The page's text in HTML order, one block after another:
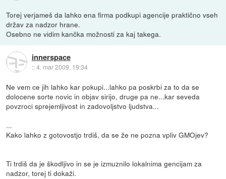
Torej verjameš da lahko ena firma podkupi agencije praktično vseh
držav za nadzor hrane.
Osebno ne vidim kančka možnosti za kaj takega.
innerspace
::4. mar 2009, 19:34
Ne vem ce jih lahko kar pokupi...lahko pa poskrbi za to da se
dolocene sorte novic in objav sirijo, druge pa ne...kar seveda
povzroci sprejemljivost in zadovoljstvo ljudstva...
...
Kako lahko z gotovostjo trdiš, da se že ne pozna vpliv GMOjev?
Ti trdiš da je škodljivo in se je izmuznilo lokalnima gencijam za
nadzor, torej ti dokaži.